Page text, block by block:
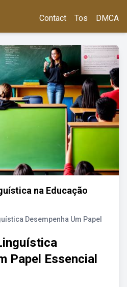
Contact Tos DMCA
na Educação
Desempenha Um Papel
Papel Essencial